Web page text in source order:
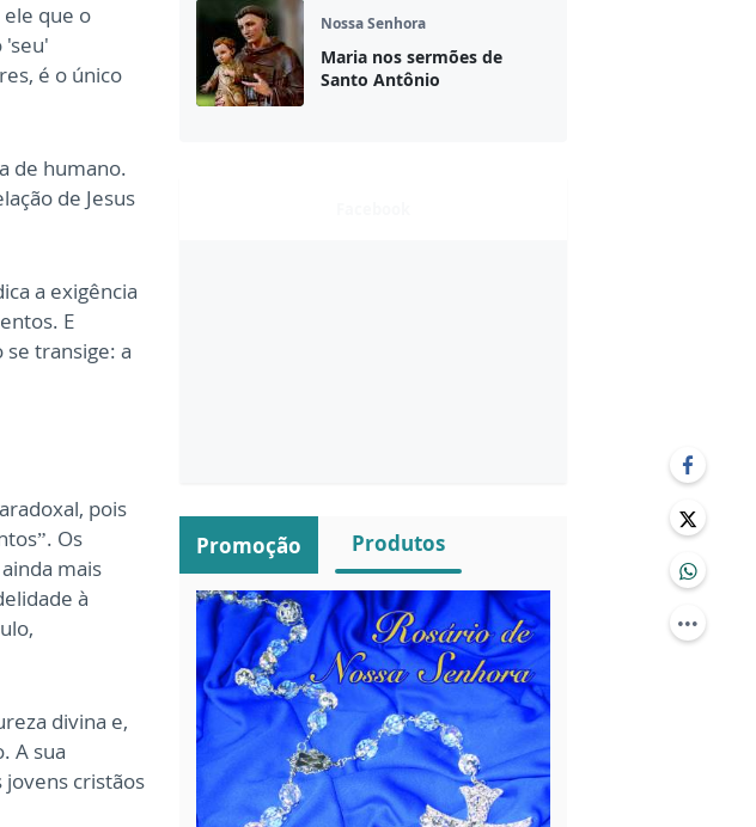
que o
'seu'
é o único
de humano.
de Jesus
a exigência
E
se transige: a
pois
Os
mais
à
divina e,
A sua
jovens cristãos
Promoção Produtos
Nossa Senhora
Maria nos sermões de
Santo Antônio